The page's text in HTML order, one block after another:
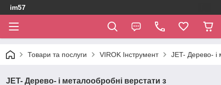
im57
Товари та послуги VIROK Інструмент JET- Дерево- і
JET- Дерево- і металообробні верстати з